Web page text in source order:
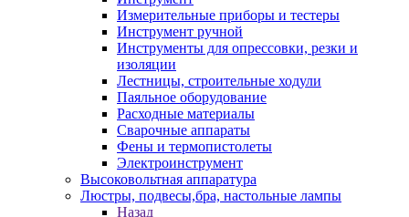
Измерительные приборы и тестеры
Инструмент ручной
Инструменты для опрессовки, резки и
изоляции
Лестницы, строительные ходули
Паяльное оборудование
Расходные материалы
Сварочные аппараты
Фены и термопистолеты
Электроинструмент
Высоковольтная аппаратура
Люстры, подвесы,бра, настольные лампы
Назад